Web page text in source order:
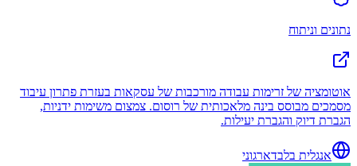
נתונים וניתוח
אוטומציה של זרימות עבודה מורכבות של עסקאות בעזרת פתרון עיבוד
מסמכים מבוסס בינה מלאכותית של רוסום. צמצום משימות ידניות,
הגברת דיוק והגברת יעילות.
אנגלית בלבדארגוני